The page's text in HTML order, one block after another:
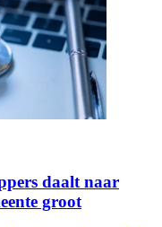
daalt naar
groot